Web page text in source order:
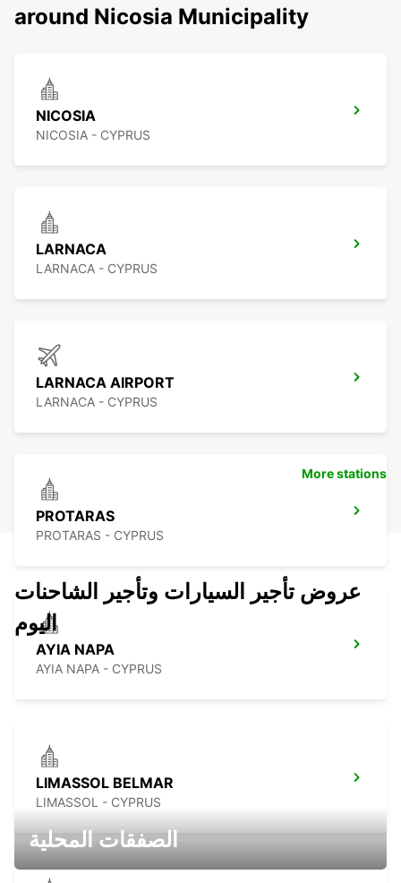
around Nicosia Municipality
NICOSIA
NICOSIA - CYPRUS
LARNACA
LARNACA - CYPRUS
LARNACA AIRPORT
LARNACA - CYPRUS
PROTARAS
PROTARAS - CYPRUS
AYIA NAPA
AYIA NAPA - CYPRUS
LIMASSOL BELMAR
LIMASSOL - CYPRUS
More stations
عروض تأجير السيارات وتأجير الشاحنات
اليوم
الصفقات المحلية